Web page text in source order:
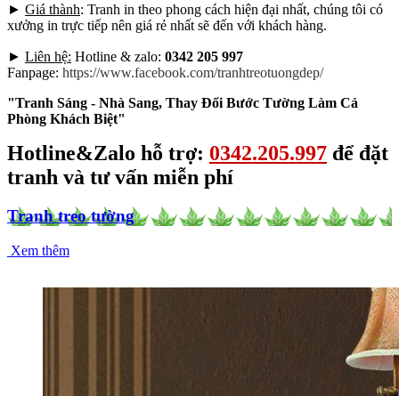
► Giá thành: Tranh in theo phong cách hiện đại nhất, chúng tôi có
xưởng in trực tiếp nên giá rẻ nhất sẽ đến với khách hàng.
► Liên hệ: Hotline & zalo: 0342 205 997
Fanpage: https://www.facebook.com/tranhtreotuongdep/
"Tranh Sáng - Nhà Sang, Thay Đổi Bước Tường Làm Cả
Phòng Khách Biệt"
Hotline&Zalo hỗ trợ: 0342.205.997 để đặt
tranh và tư vấn miễn phí
Tranh treo tường
Xem thêm